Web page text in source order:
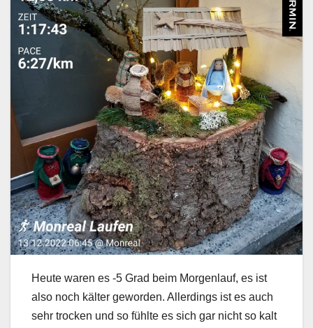
Heute waren es -5 Grad beim Morgenlauf, es ist
also noch kälter geworden. Allerdings ist es auch
sehr trocken und so fühlte es sich gar nicht so kalt